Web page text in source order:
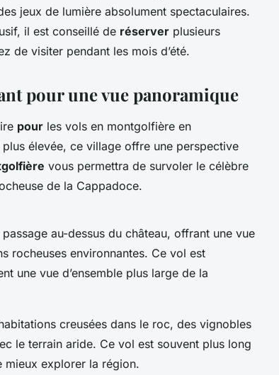
jeux de lumière absolument spectaculaires.
il est conseillé de réserver plusieurs
de visiter pendant les mois d’été.
pour une vue panoramique
pour les vols en montgolfière en
élevée, ce village offre une perspective
vous permettra de survoler le célèbre
de la Cappadoce.
au-dessus du château, offrant une vue
rocheuses environnantes. Ce vol est
une vue d’ensemble plus large de la
creusées dans le roc, des vignobles
le terrain aride. Ce vol est souvent plus long
mieux explorer la région.